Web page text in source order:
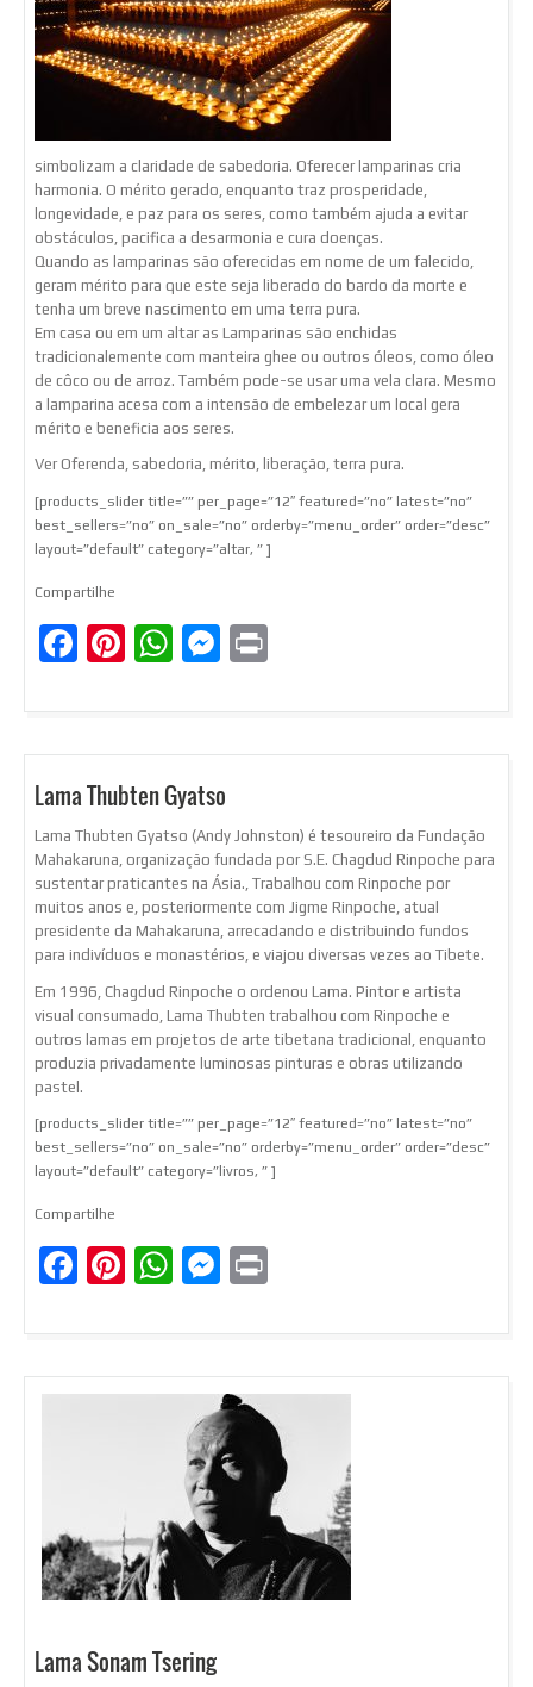
simbolizam a claridade de sabedoria. Oferecer lamparinas cria
harmonia. O mérito gerado, enquanto traz prosperidade,
longevidade, e paz para os seres, como também ajuda a evitar
obstáculos, pacifica a desarmonia e cura doenças.
Quando as lamparinas são oferecidas em nome de um falecido,
geram mérito para que este seja liberado do bardo da morte e
tenha um breve nascimento em uma terra pura.
Em casa ou em um altar as Lamparinas são enchidas
tradicionalemente com manteira ghee ou outros óleos, como óleo
de côco ou de arroz. Também pode-se usar uma vela clara. Mesmo
a lamparina acesa com a intensão de embelezar um local gera
mérito e beneficia aos seres.
Ver Oferenda, sabedoria, mérito, liberação, terra pura.
[products_slider title=”” per_page=”12″ featured=”no” latest=”no”
best_sellers=”no” on_sale=”no” orderby=”menu_order” order=”desc”
layout=”default” category=”altar, ” ]
Compartilhe
Facebook
Pinterest
WhatsApp
Messenger
Lama Thubten Gyatso
Lama Thubten Gyatso (Andy Johnston) é tesoureiro da Fundação
Mahakaruna, organização fundada por S.E. Chagdud Rinpoche para
sustentar praticantes na Ásia., Trabalhou com Rinpoche por
muitos anos e, posteriormente com Jigme Rinpoche, atual
presidente da Mahakaruna, arrecadando e distribuindo fundos
para indivíduos e monastérios, e viajou diversas vezes ao Tibete.
Em 1996, Chagdud Rinpoche o ordenou Lama. Pintor e artista
visual consumado, Lama Thubten trabalhou com Rinpoche e
outros lamas em projetos de arte tibetana tradicional, enquanto
produzia privadamente luminosas pinturas e obras utilizando
pastel.
[products_slider title=”” per_page=”12″ featured=”no” latest=”no”
best_sellers=”no” on_sale=”no” orderby=”menu_order” order=”desc”
layout=”default” category=”livros, ” ]
Compartilhe
Facebook
Pinterest
WhatsApp
Messenger
Lama Sonam Tsering